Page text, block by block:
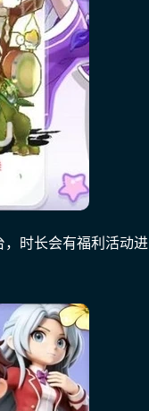
时长会有福利活动进